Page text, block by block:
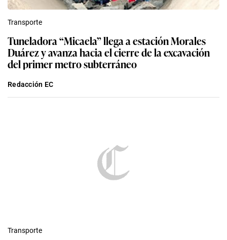
Transporte
Tuneladora “Micaela” llega a estación Morales
Duárez y avanza hacia el cierre de la excavación
del primer metro subterráneo
Redacción EC
Transporte